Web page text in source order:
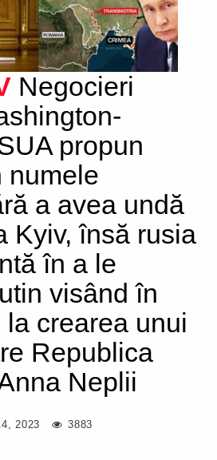
Negocieri
propun
numele
a avea undă
Kyiv, însă rusia
în a le
visând în
crearea unui
Republica
Neplii
2023 3883